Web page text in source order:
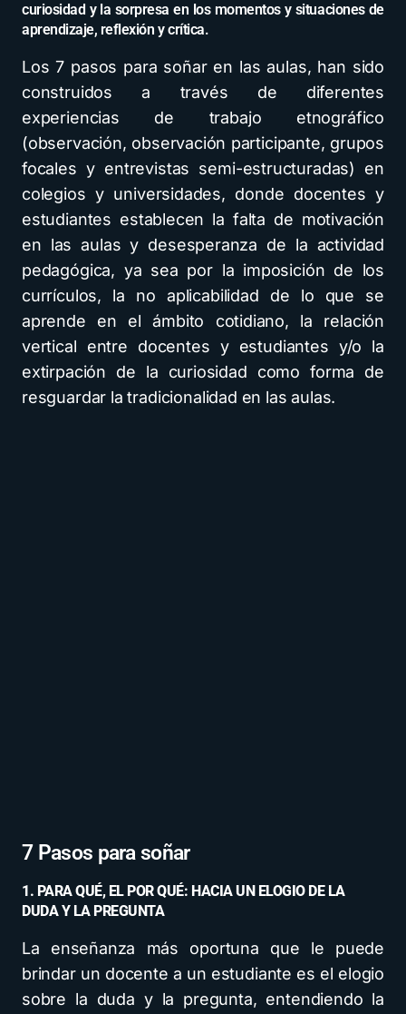
curiosidad y la sorpresa en los momentos y situaciones de
aprendizaje, reflexión y crítica.
Los 7 pasos para soñar en las aulas, han sido
construidos a través de diferentes
experiencias de trabajo etnográfico
(observación, observación participante, grupos
focales y entrevistas semi-estructuradas) en
colegios y universidades, donde docentes y
estudiantes establecen la falta de motivación
en las aulas y desesperanza de la actividad
pedagógica, ya sea por la imposición de los
currículos, la no aplicabilidad de lo que se
aprende en el ámbito cotidiano, la relación
vertical entre docentes y estudiantes y/o la
extirpación de la curiosidad como forma de
resguardar la tradicionalidad en las aulas.
7 Pasos para soñar
1. PARA QUÉ, EL POR QUÉ: HACIA UN ELOGIO DE LA
DUDA Y LA PREGUNTA
La enseñanza más oportuna que le puede
brindar un docente a un estudiante es el elogio
sobre la duda y la pregunta, entendiendo la